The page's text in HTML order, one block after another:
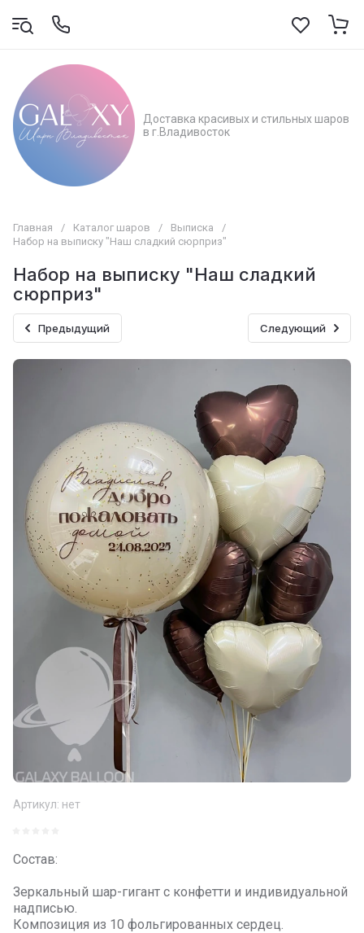
Доставка красивых и стильных шаров
в г.Владивосток
Главная / Каталог шаров / Выписка
/
Набор на выписку "Наш сладкий сюрприз"
Набор на выписку "Наш сладкий
сюрприз"
Предыдущий Следующий
Артикул: нет
Состав:
Зеркальный шар-гигант с конфетти и индивидуальной
надписью.
Композиция из 10 фольгированных сердец.